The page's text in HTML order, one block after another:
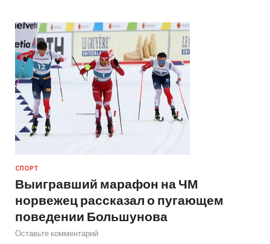
СПОРТ
Выигравший марафон на ЧМ
норвежец рассказал о пугающем
поведении Большунова
Оставьте комментарий